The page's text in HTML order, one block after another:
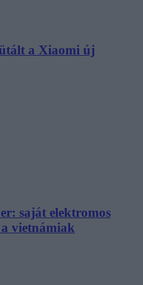
a Xiaomi új
saját elektromos
vietnámiak